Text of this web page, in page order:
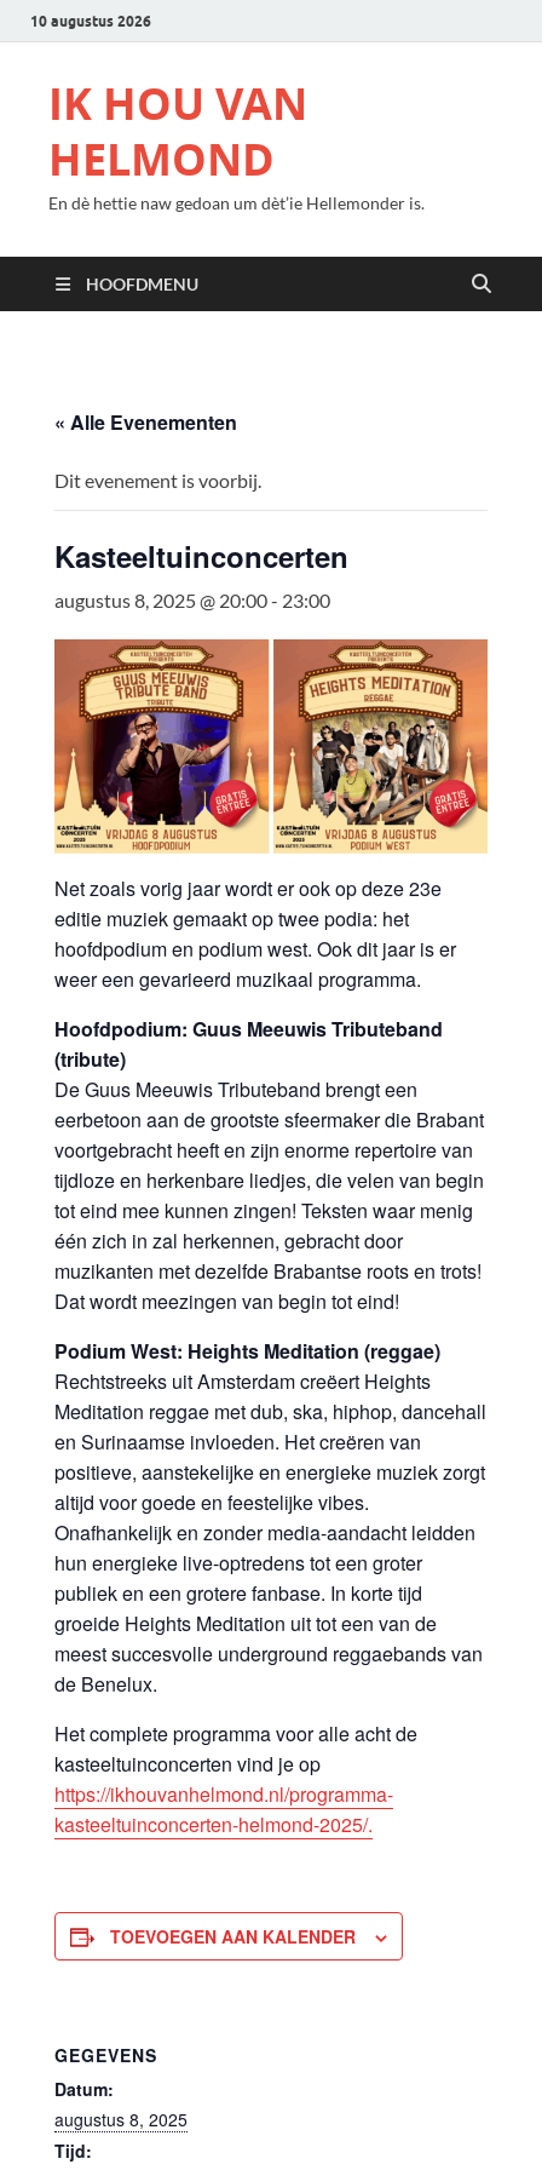
10 augustus 2026
IK HOU VAN
HELMOND
En dè hettie naw gedoan um dèt’ie Hellemonder is.
HOOFDMENU
« Alle Evenementen
Dit evenement is voorbij.
Kasteeltuinconcerten
augustus 8, 2025 @ 20:00- 23:00
Net zoals vorig jaar wordt er ook op deze 23e
editie muziek gemaakt op twee podia: het
hoofdpodium en podium west. Ook dit jaar is er
weer een gevarieerd muzikaal programma.
Hoofdpodium: Guus Meeuwis Tributeband
(tribute)
De Guus Meeuwis Tributeband brengt een
eerbetoon aan de grootste sfeermaker die Brabant
voortgebracht heeft en zijn enorme repertoire van
tijdloze en herkenbare liedjes, die velen van begin
tot eind mee kunnen zingen! Teksten waar menig
één zich in zal herkennen, gebracht door
muzikanten met dezelfde Brabantse roots en trots!
Dat wordt meezingen van begin tot eind!
Podium West: Heights Meditation (reggae)
Rechtstreeks uit Amsterdam creëert Heights
Meditation reggae met dub, ska, hiphop, dancehall
en Surinaamse invloeden. Het creëren van
positieve, aanstekelijke en energieke muziek zorgt
altijd voor goede en feestelijke vibes.
Onafhankelijk en zonder media-aandacht leidden
hun energieke live-optredens tot een groter
publiek en een grotere fanbase. In korte tijd
groeide Heights Meditation uit tot een van de
meest succesvolle underground reggaebands van
de Benelux.
Het complete programma voor alle acht de
kasteeltuinconcerten vind je op
https://ikhouvanhelmond.nl/programma-
kasteeltuinconcerten-helmond-2025/.
TOEVOEGEN AAN KALENDER
GEGEVENS
Datum:
augustus 8, 2025
Tijd: